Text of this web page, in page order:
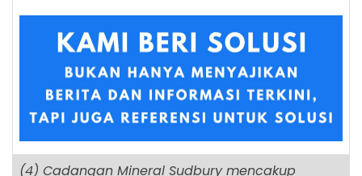
(4) Cadangan Mineral Sudbury mencakup